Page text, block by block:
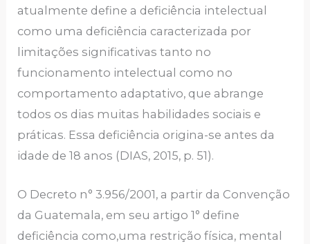
atualmente define a deficiência intelectual
como uma deficiência caracterizada por
limitações significativas tanto no
funcionamento intelectual como no
comportamento adaptativo, que abrange
todos os dias muitas habilidades sociais e
práticas. Essa deficiência origina-se antes da
idade de 18 anos (DIAS, 2015, p. 51).
O Decreto n° 3.956/2001, a partir da Convenção
da Guatemala, em seu artigo 1° define
deficiência como,uma restrição física, mental